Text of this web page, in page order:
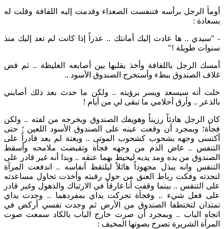
أومأ الرجل برأسه فتنفست الصعداء وقدمت إليه اللفافة وقلت له
بسعادة :
- "سيدي .. ها عادت إليك أمانتك .. عذراً إذا كانت لم تعد إليك منذ
سنوات طويلة !"
أمسك الرجل باللفافة وأخذ يقلبها بين أصابعه الغليظة .. ثم فض
غلاف الصندوق ببطء وأستخرج الصندوق الأسود ..
خلت أنه سيسعد ويسر برؤيته .. ولكن ما حدث بعد ذلك أصابني
بالذعر .. وأرق أحلامي ما تبقى لي من أيام !
كان الرجل هادئاً رزيناً وهويفك الصندوق ويخرجه من لفته .. ولكن
فجأة؛ وبمجرد أن وقعت عينه على الصندوق الأسود اللعين ؛ حتى
أكتسى وجهه بشحوب كشحوب الموتى .. وبغتة لم يعد قادراً على
التنفس .. غاض الدم من وجهه فجأة وتقبضت ملامحه وأسقط
الصندوق من يده ومد يديه ليحيط بهما عنقه .. وبدا أنه غير قادر على
التنفس وانه يبذل مجهوداً هائلاً ليلتقط أنفاسه .. اندفعت المرآة
لنجدته وفكت رباط العنق من حول رقبته وأخذت تحاول مساعدته
على التنفس .. بينما وقفت أنا غارقاً في الارتباك والذهول وغير قادر
على فعل شيء .. وفجأة تحركت يداي بمفردهما .. وجدت يداي
تمتدان لتختطفا الصندوق من الأرض ثم وجدت نفسي أركض في
اتجاه الباب .. وبمجرد أن صرت خارج الباب بالكاد سمعت صوت
المرأة الشريرة تصرخ بصوتها المخيف :